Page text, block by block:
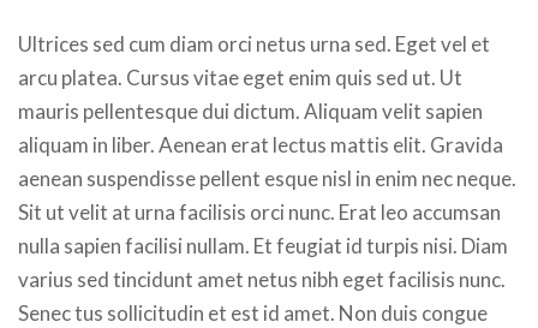
Ultrices sed cum diam orci netus urna sed. Eget vel et
arcu platea. Cursus vitae eget enim quis sed ut. Ut
mauris pellentesque dui dictum. Aliquam velit sapien
aliquam in liber. Aenean erat lectus mattis elit. Gravida
aenean suspendisse pellent esque nisl in enim nec neque.
Sit ut velit at urna facilisis orci nunc. Erat leo accumsan
nulla sapien facilisi nullam. Et feugiat id turpis nisi. Diam
varius sed tincidunt amet netus nibh eget facilisis nunc.
Senec tus sollicitudin et est id amet. Non duis congue